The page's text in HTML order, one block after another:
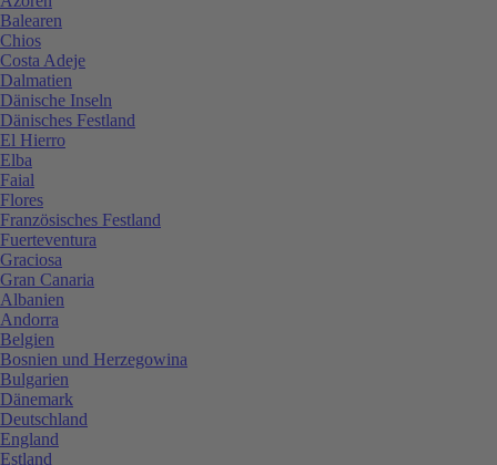
Balearen
Chios
Costa Adeje
Dalmatien
Dänische Inseln
Dänisches Festland
El Hierro
Elba
Faial
Flores
Französisches Festland
Fuerteventura
Graciosa
Gran Canaria
Albanien
Andorra
Belgien
Bosnien und Herzegowina
Bulgarien
Dänemark
Deutschland
England
Estland